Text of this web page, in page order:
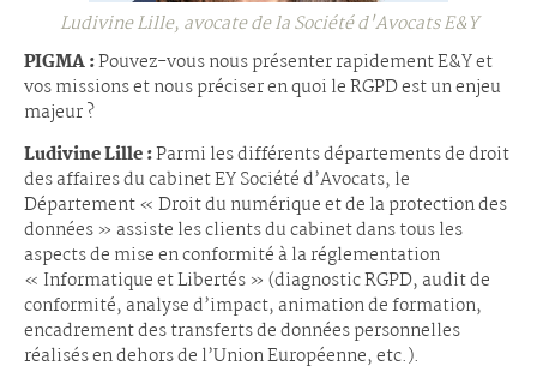
Ludivine Lille, avocate de la Société d'Avocats E&Y
PIGMA :Pouvez-vous nous présenter rapidement E&Y et
vos missions et nous préciser en quoi le RGPD est un enjeu
majeur ?
Ludivine Lille :Parmi les différents départements de droit
des affaires du cabinet EY Société d’Avocats, le
Département « Droit du numérique et de la protection des
données » assiste les clients du cabinet dans tous les
aspects de mise en conformité à la réglementation
« Informatique et Libertés » (diagnostic RGPD, audit de
conformité, analyse d’impact, animation de formation,
encadrement des transferts de données personnelles
réalisés en dehors de l’Union Européenne, etc.).